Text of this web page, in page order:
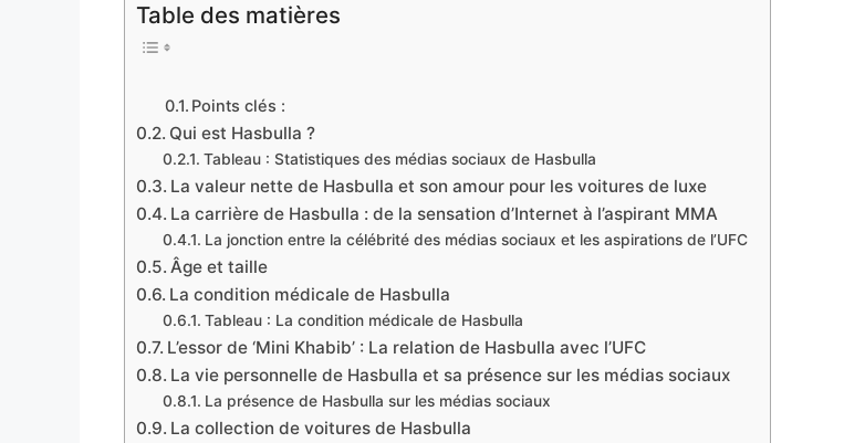
Table des matières
Points clés :
Qui est Hasbulla ?
Tableau : Statistiques des médias sociaux de Hasbulla
La valeur nette de Hasbulla et son amour pour les voitures de luxe
La carrière de Hasbulla : de la sensation d’Internet à l’aspirant MMA
La jonction entre la célébrité des médias sociaux et les aspirations de l’UFC
Âge et taille
La condition médicale de Hasbulla
Tableau : La condition médicale de Hasbulla
L’essor de ‘Mini Khabib’ : La relation de Hasbulla avec l’UFC
La vie personnelle de Hasbulla et sa présence sur les médias sociaux
La présence de Hasbulla sur les médias sociaux
La collection de voitures de Hasbulla